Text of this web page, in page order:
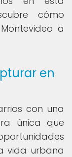
cómo
a
en
con una
única que
vida urbana